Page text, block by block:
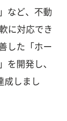
など、不動
に対応でき
した「ホー
を開発し、
成しまし